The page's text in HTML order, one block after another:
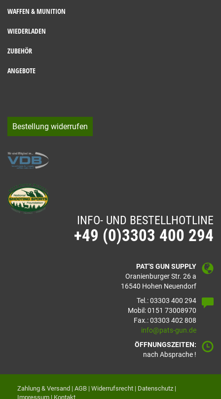
WAFFEN & MUNITION
WIEDERLADEN
ZUBEHÖR
ANGEBOTE
Bestellung widerrufen
INFO- UND BESTELLHOTLINE
+49 (0)3303 400 294
PAT'S GUN SUPPLY
Oranienburger Str. 26 a
16540 Hohen Neuendorf
Tel.: 03303 400 294
Mobil: 0151 73008970
Fax.: 03303 402 808
info@pats-gun.de
ÖFFNUNGSZEITEN:
nach Absprache !
Zahlung & Versand | AGB | Widerrufsrecht | Datenschutz |
Impressum | Kontakt